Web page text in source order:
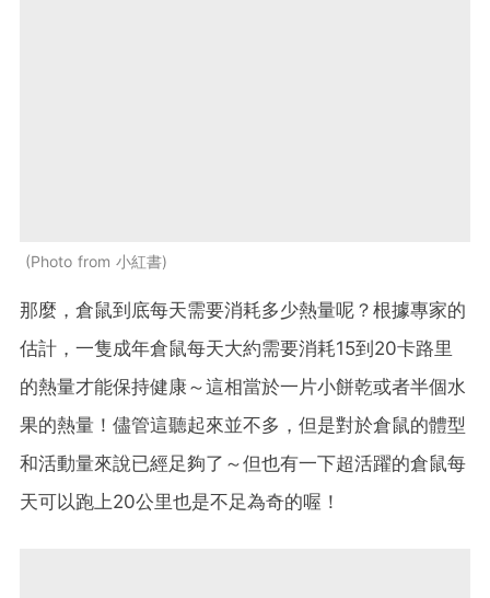
Photo from 小紅書
那麼，倉鼠到底每天需要消耗多少熱量呢？根據專家的
估計，一隻成年倉鼠每天大約需要消耗15到20卡路里
的熱量才能保持健康～這相當於一片小餅乾或者半個水
果的熱量！儘管這聽起來並不多，但是對於倉鼠的體型
和活動量來說已經足夠了～但也有一下超活躍的倉鼠每
天可以跑上20公里也是不足為奇的喔！